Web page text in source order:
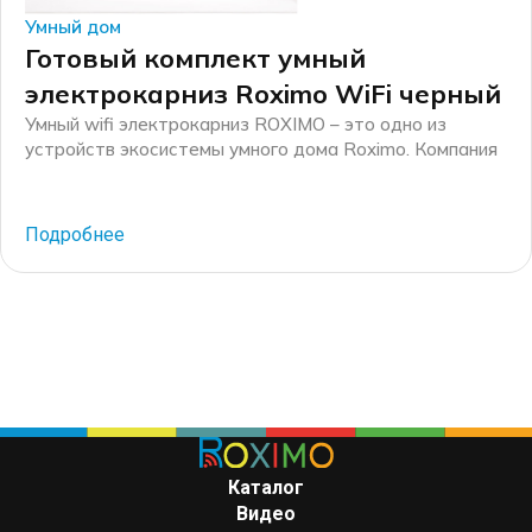
Умный дом
Готовый комплект умный
электрокарниз Roximo WiFi черный
Умный wifi электрокарниз ROXIMO – это одно из
устройств экосистемы умного дома Roximo. Компания
лет. Основные механические комплектующие для
электрокарнизов производятся на российских
производственных мощностях, а финальная сборка
Подробнее
Каталог
Видео